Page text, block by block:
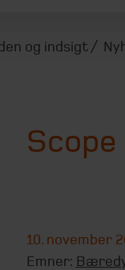
og indsigt
10. november
Emner: